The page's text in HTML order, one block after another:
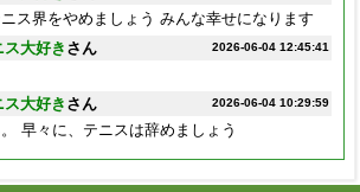
ス界をやめましょう みんな幸せになります
2026-06-04 12:45:41
ス大好き さん
2026-06-04 10:29:59
ス大好き さん
早々に、テニスは辞めましょう